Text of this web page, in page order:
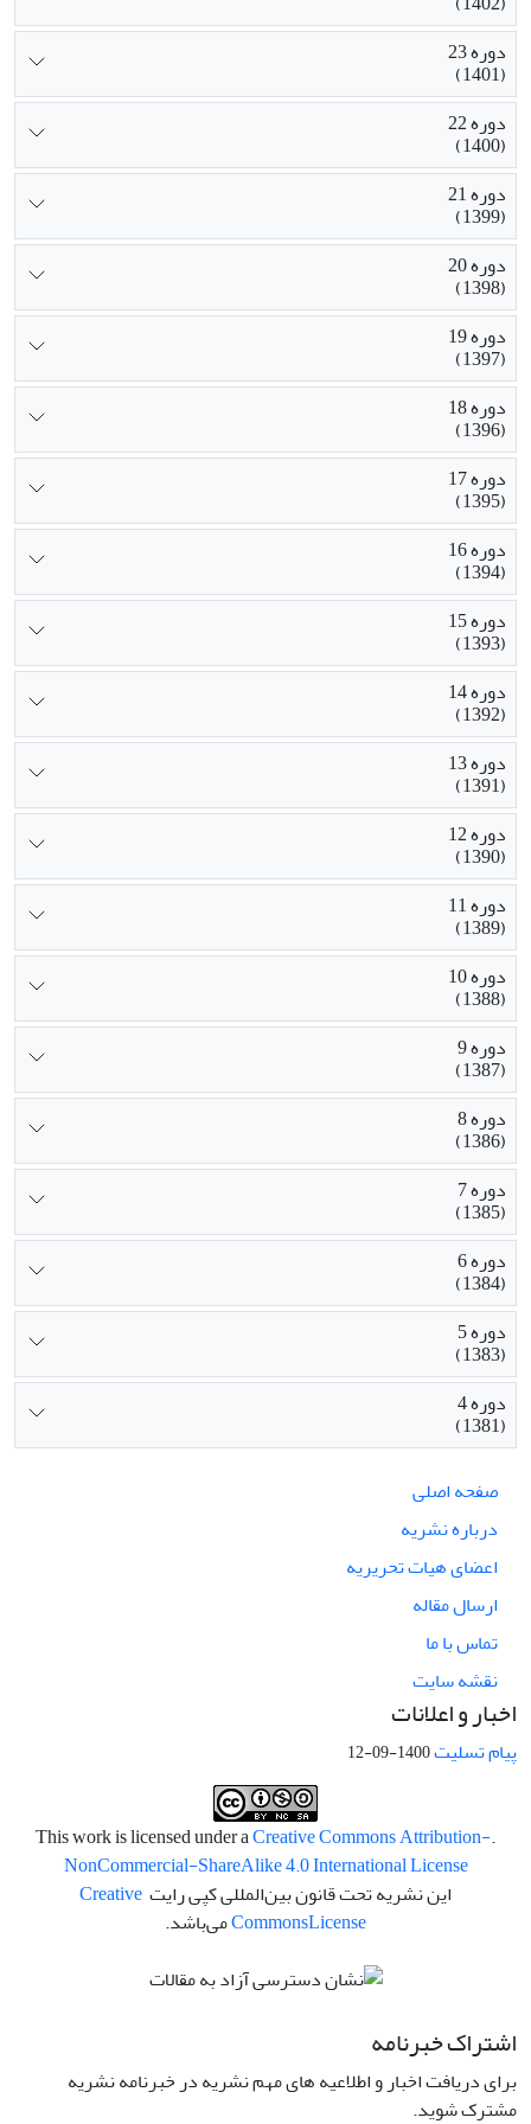
دوره 23
(1401)
دوره 22
(1400)
دوره 21
(1399)
دوره 20
(1398)
دوره 19
(1397)
دوره 18
(1396)
دوره 17
(1395)
دوره 16
(1394)
دوره 15
(1393)
دوره 14
(1392)
دوره 13
(1391)
دوره 12
(1390)
دوره 11
(1389)
دوره 10
(1388)
دوره 9
(1387)
دوره 8
(1386)
دوره 7
(1385)
دوره 6
(1384)
دوره 5
(1383)
دوره 4
(1381)
صفحه اصلی
درباره نشریه
اعضای هیات تحریریه
ارسال مقاله
تماس با ما
نقشه سایت
اخبار و اعلانات
پیام تسلیت1400-09-12
.This work is licensed under a
Creative Commons Attribution-
NonCommercial-ShareAlike 4.0 International License
این نشریه تحت قانون بین‌المللی کپی رایت Creative
CommonsLicense می‌باشد.
اشتراک خبرنامه
برای دریافت اخبار و اطلاعیه های مهم نشریه در خبرنامه نشریه
مشترک شوید.